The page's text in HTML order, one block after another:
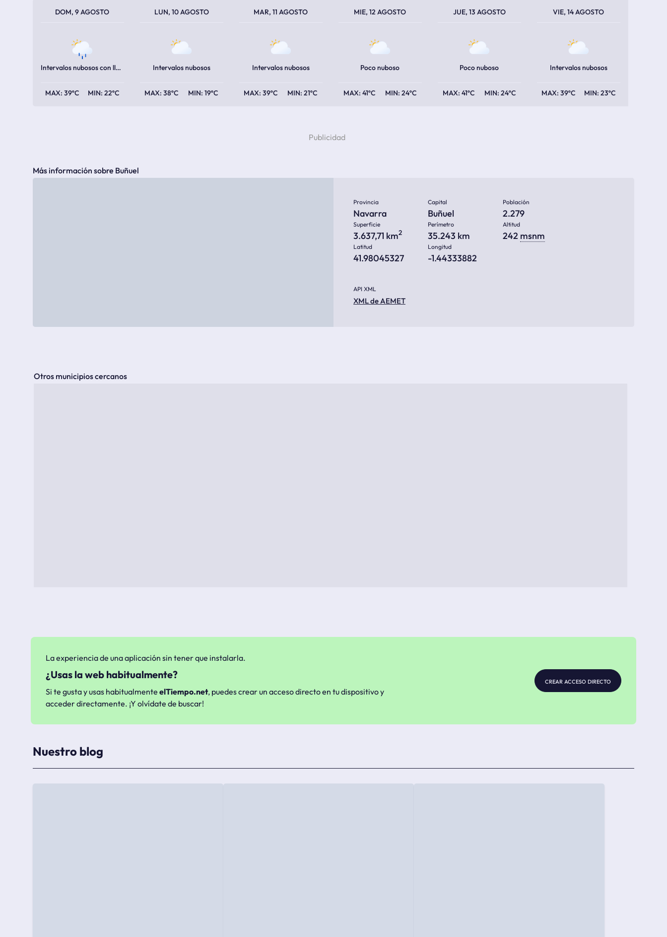
DOM, 9 AGOSTO
Intervalos nubosos con lluvia escasa
39ºC 22ºC
LUN, 10 AGOSTO
Intervalos nubosos
38ºC 19ºC
MAR, 11 AGOSTO
Intervalos nubosos
39ºC 21ºC
MIE, 12 AGOSTO
Poco nuboso
41ºC 24ºC
JUE, 13 AGOSTO
Poco nuboso
41ºC 24ºC
VIE, 14 AGOSTO
Intervalos nubosos
39ºC 23ºC
Más información sobre Buñuel
Provincia
Navarra
Capital
Buñuel
Población
2.279
Superficie
3.637,71 km2
Perímetro
35.243 km
Altitud
242 msnm
Latitud
41.98045327
Longitud
-1.44333882
API XML
XML de AEMET
Otros municipios cercanos
La experiencia de una aplicación sin tener que instalarla.
¿Usas la web habitualmente?
Si te gusta y usas habitualmente elTiempo.net, puedes crear un acceso directo en tu dispositivo y
acceder directamente. ¡Y olvídate de buscar!
crear acceso directo
Nuestro blog